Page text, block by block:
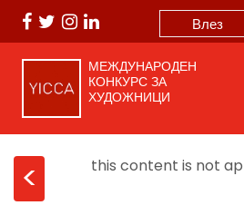
Влез
МЕЖДУНАРОДЕН
КОНКУРС ЗА
ХУДОЖНИЦИ
< this content is not